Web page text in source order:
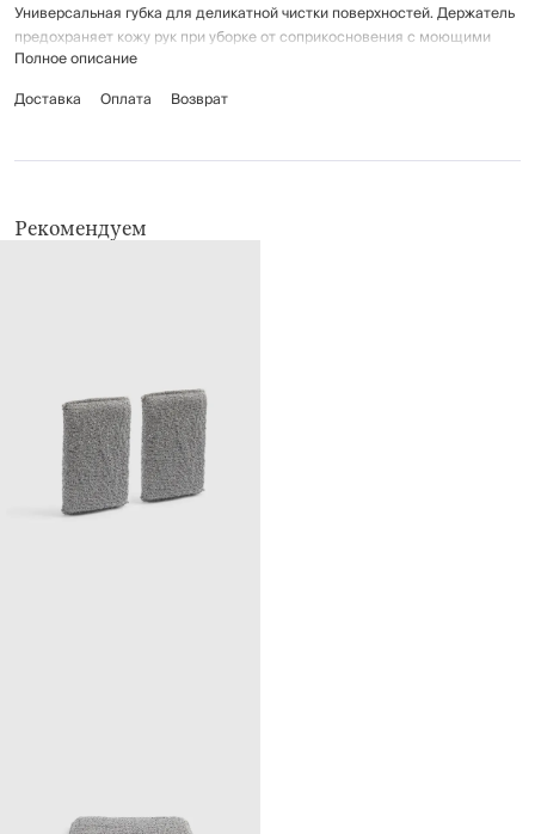
Универсальная губка для деликатной чистки поверхностей. Держатель
предохраняет кожу рук при уборке от соприкосновения с моющими
средствами.
Рекомендации по уходу: промывать вручную с применением мягких
Полное описание
Доставка
Оплата Возврат
Рекомендуем